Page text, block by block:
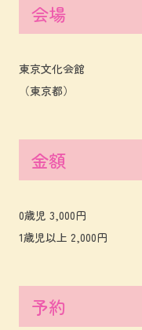
会場
東京文化会館
（東京都）
金額
0歳児 3,000円
1歳児以上 2,000円
予約